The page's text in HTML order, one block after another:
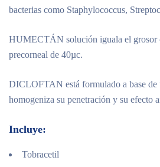
bacterias como Staphylococcus,
HUMECTÁN solución iguala el grosor
precorneal de 40µc.
DICLOFTAN está formulado a base de
homogeniza su penetración y su efecto
Incluye:
Tobracetil